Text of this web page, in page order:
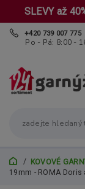
SLEVY až
+420 739 007 775
Po - Pá: 8:00 -
KOVOVÉ
19mm - ROMA